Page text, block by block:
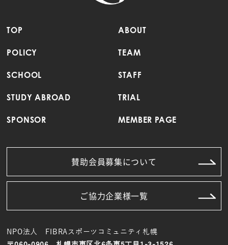
TOP ABOUT
POLICY TEAM
SCHOOL STAFF
STUDY ABROAD TRIAL
SPONSOR MEMBER PAGE
賛助会員募集について
ご協力企業様一覧
NPO法人 FIBRAスポーツコミュニティ札幌